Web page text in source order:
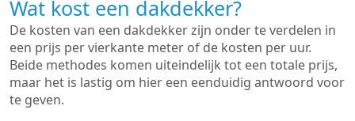
Wat kost een dakdekker?
De kosten van een dakdekker zijn onder te verdelen in
een prijs per vierkante meter of de kosten per uur.
Beide methodes komen uiteindelijk tot een totale prijs,
maar het is lastig om hier een eenduidig antwoord voor
te geven.